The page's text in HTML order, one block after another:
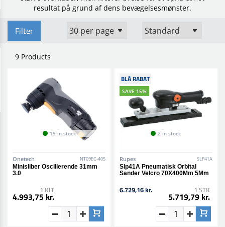
resultat på grund af dens bevægelsesmønster.
Filter
9 Products
19 in stock
Onetech NT09EC-405
Minisliber Oscillerende 31mm
3.0
1 KIT
4.993,75 kr.
BLÅ RABAT
SAVE 15%
2 in stock
Rupes SLP41A
Slp41A Pneumatisk Orbital
Sander Velcro 70X400Mm 5Mm
6.729,16 kr. 1 STK
5.719,79 kr.